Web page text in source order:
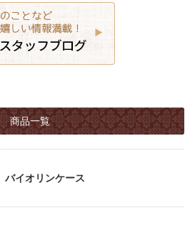
商品一覧
バイオリンケース